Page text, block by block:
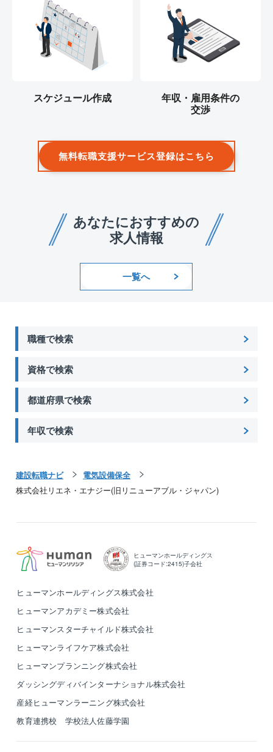
スケジュール作成
年収・雇用条件の
交渉
無料転職支援サービス登録はこちら
あなたにおすすめの
求人情報
一覧へ
職種で検索
資格で検索
都道府県で検索
年収で検索
建設転職ナビ
電気設備保全
株式会社リエネ・エナジー(旧リニューアブル・ジャパン)
ヒューマンホールディングス
(証券コード:2415)子会社
ヒューマンホールディングス株式会社
ヒューマンアカデミー株式会社
ヒューマンスターチャイルド株式会社
ヒューマンライフケア株式会社
ヒューマンプランニング株式会社
ダッシングディバインターナショナル株式会社
産経ヒューマンラーニング株式会社
教育連携校 学校法人佐藤学園